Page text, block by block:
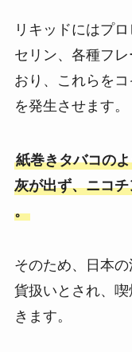
リキッドにはプ
セリン、各種フ
おり、これらを
を発生させます​。
紙巻きタバコの
灰が出ず、ニコ
。
そのため、日本
貨扱いとされ、
きます。